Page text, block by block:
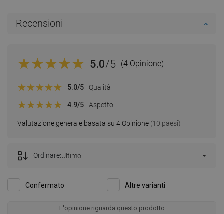
Recensioni
5.0/5 (4 Opinione)
Valutazione generale basata su 4 Opinione (10 paesi)
5.0/5 Qualità
4.9/5 Aspetto
Confermato Altre varianti
Ordinare:Ultimo
L'opinione riguarda questo prodotto